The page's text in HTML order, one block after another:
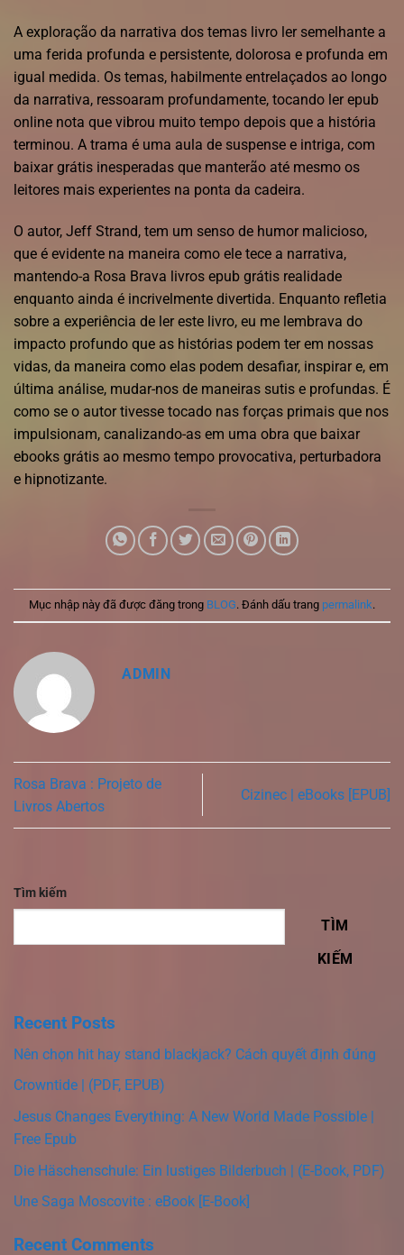
A exploração da narrativa dos temas livro ler semelhante a
uma ferida profunda e persistente, dolorosa e profunda em
igual medida. Os temas, habilmente entrelaçados ao longo
da narrativa, ressoaram profundamente, tocando ler epub
online nota que vibrou muito tempo depois que a história
terminou. A trama é uma aula de suspense e intriga, com
baixar grátis inesperadas que manterão até mesmo os
leitores mais experientes na ponta da cadeira.
O autor, Jeff Strand, tem um senso de humor malicioso,
que é evidente na maneira como ele tece a narrativa,
mantendo-a Rosa Brava livros epub grátis realidade
enquanto ainda é incrivelmente divertida. Enquanto refletia
sobre a experiência de ler este livro, eu me lembrava do
impacto profundo que as histórias podem ter em nossas
vidas, da maneira como elas podem desafiar, inspirar e, em
última análise, mudar-nos de maneiras sutis e profundas. É
como se o autor tivesse tocado nas forças primais que nos
impulsionam, canalizando-as em uma obra que baixar
ebooks grátis ao mesmo tempo provocativa, perturbadora
e hipnotizante.
Mục nhập này đã được đăng trong BLOG. Đánh dấu trang permalink.
ADMIN
Rosa Brava : Projeto de
Livros Abertos
Cizinec | eBooks [EPUB]
Tìm kiếm
TÌM
KIẾM
Recent Posts
Nên chọn hit hay stand blackjack? Cách quyết định đúng
Crowntide | (PDF, EPUB)
Jesus Changes Everything: A New World Made Possible |
Free Epub
Die Häschenschule: Ein lustiges Bilderbuch | (E-Book, PDF)
Une Saga Moscovite : eBook [E-Book]
Recent Comments